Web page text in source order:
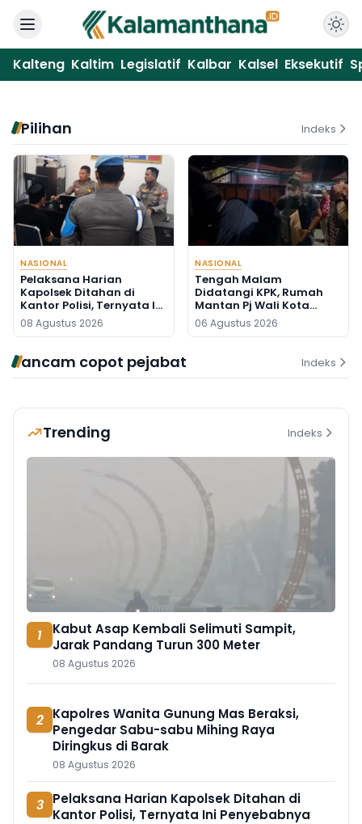
Kalteng Kaltim Legislatif Kalbar Kalsel Eksekutif
Pilihan Indeks
NASIONAL
Pelaksana Harian
Kapolsek Ditahan di
Kantor Polisi, Ternyata Ini
Penyebabnya
08 Agustus 2026
NASIONAL
Tengah Malam
Didatangi KPK, Rumah
Mantan Pj Wali Kota
Digeledah, Empat Koper
Dibawa
06 Agustus 2026
ancam copot pejabat Indeks
Trending Indeks
1
Kabut Asap Kembali Selimuti Sampit,
Jarak Pandang Turun 300 Meter
08 Agustus 2026
2 Kapolres Wanita Gunung Mas Beraksi,
Pengedar Sabu-sabu Mihing Raya
Diringkus di Barak
08 Agustus 2026
3 Pelaksana Harian Kapolsek Ditahan di
Kantor Polisi, Ternyata Ini Penyebabnya